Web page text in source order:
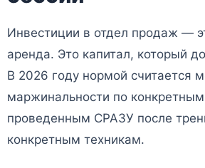
Инвестиции в отдел продаж —
аренда. Это капитал, который
В 2026 году нормой считается
маржинальности по
проведенным СРАЗУ после
конкретным техникам.